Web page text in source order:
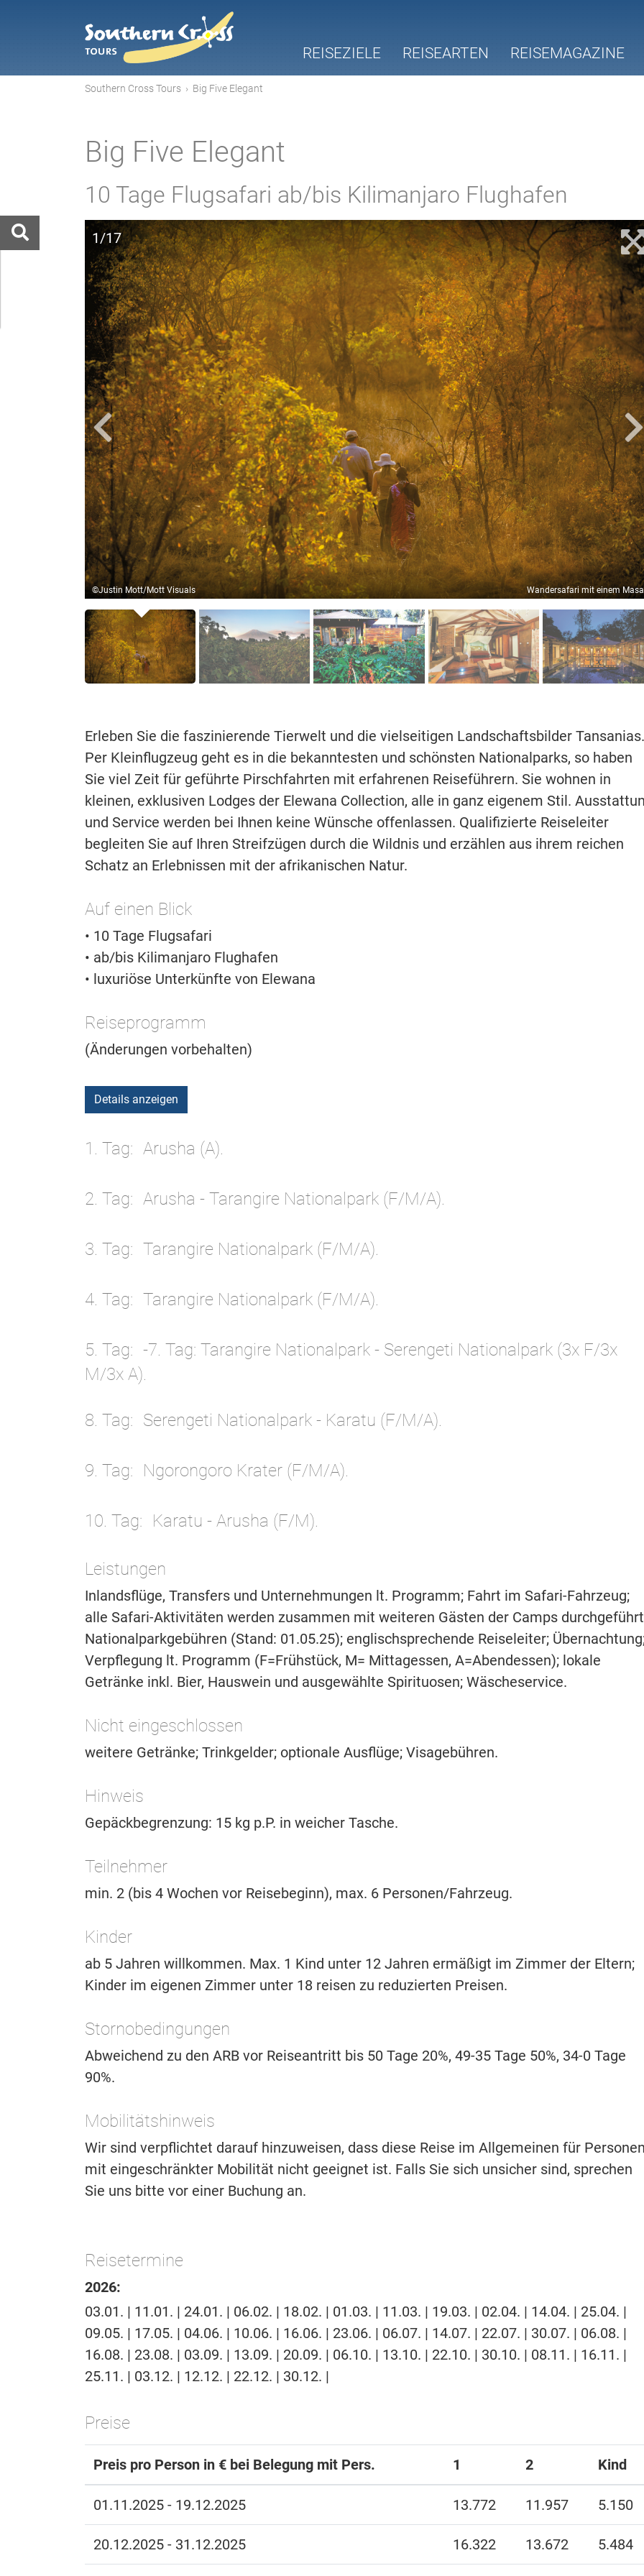
REISEZIELE REISEARTEN REISEMAGAZINE
Southern Cross Tours › Big Five Elegant
Big Five Elegant
10 Tage Flugsafari ab/bis Kilimanjaro Flughafen
1/17
©Justin Mott/Mott Visuals Wandersafari mit einem
Erleben Sie die faszinierende Tierwelt und die vielseitigen Landschaftsbilder Tansanias.
Per Kleinflugzeug geht es in die bekanntesten und schönsten Nationalparks, so haben
Sie viel Zeit für geführte Pirschfahrten mit erfahrenen Reiseführern. Sie wohnen in
kleinen, exklusiven Lodges der Elewana Collection, alle in ganz eigenem Stil.
und Service werden bei Ihnen keine Wünsche offenlassen. Qualifizierte Reiseleiter
begleiten Sie auf Ihren Streifzügen durch die Wildnis und erzählen aus ihrem reichen
Schatz an Erlebnissen mit der afrikanischen Natur.
Auf einen Blick
• 10 Tage Flugsafari
• ab/bis Kilimanjaro Flughafen
• luxuriöse Unterkünfte von Elewana
Reiseprogramm
(Änderungen vorbehalten)
Details anzeigen
1. Tag Arusha (A).
2. Tag Arusha - Tarangire Nationalpark (F/M/A).
3. Tag Tarangire Nationalpark (F/M/A).
4. Tag Tarangire Nationalpark (F/M/A).
5. Tag
-7. Tag: Tarangire Nationalpark - Serengeti Nationalpark (3x F/3x
M/3x A).
8. Tag Serengeti Nationalpark - Karatu (F/M/A).
9. Tag Ngorongoro Krater (F/M/A).
10. Tag Karatu - Arusha (F/M).
Leistungen
Inlandsflüge, Transfers und Unternehmungen lt. Programm; Fahrt im Safari-Fahrzeug;
alle Safari-Aktivitäten werden zusammen mit weiteren Gästen der Camps
Nationalparkgebühren (Stand: 01.05.25); englischsprechende Reiseleiter;
Verpflegung lt. Programm (F=Frühstück, M= Mittagessen, A=Abendessen); lokale
Getränke inkl. Bier, Hauswein und ausgewählte Spirituosen; Wäscheservice.
Nicht eingeschlossen
weitere Getränke; Trinkgelder; optionale Ausflüge; Visagebühren.
Hinweis
Gepäckbegrenzung: 15 kg p.P. in weicher Tasche.
Teilnehmer
min. 2 (bis 4 Wochen vor Reisebeginn), max. 6 Personen/Fahrzeug.
Kinder
ab 5 Jahren willkommen. Max. 1 Kind unter 12 Jahren ermäßigt im Zimmer der Eltern;
Kinder im eigenen Zimmer unter 18 reisen zu reduzierten Preisen.
Stornobedingungen
Abweichend zu den ARB vor Reiseantritt bis 50 Tage 20%, 49-35 Tage 50%, 34-0 Tage
90%.
Mobilitätshinweis
Wir sind verpflichtet darauf hinzuweisen, dass diese Reise im Allgemeinen für
mit eingeschränkter Mobilität nicht geeignet ist. Falls Sie sich unsicher sind, sprechen
Sie uns bitte vor einer Buchung an.
Reisetermine
2026:
03.01. | 11.01. | 24.01. | 06.02. | 18.02. | 01.03. | 11.03. | 19.03. | 02.04. | 14.04. | 25.04. |
09.05. | 17.05. | 04.06. | 10.06. | 16.06. | 23.06. | 06.07. | 14.07. | 22.07. | 30.07. | 06.08. |
16.08. | 23.08. | 03.09. | 13.09. | 20.09. | 06.10. | 13.10. | 22.10. | 30.10. | 08.11. | 16.11. |
25.11. | 03.12. | 12.12. | 22.12. | 30.12. |
Preise
Preis pro Person in € bei Belegung mit Pers. 1 2 Kind
01.11.2025 - 19.12.2025 13.772 11.957 5.150
20.12.2025 - 31.12.2025 16.322 13.672 5.484